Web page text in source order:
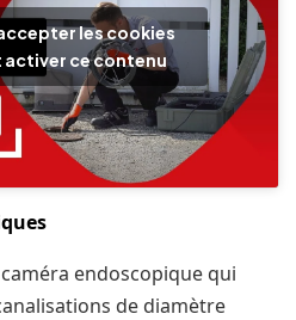
les cookies
ce contenu
endoscopique qui
de diamètre